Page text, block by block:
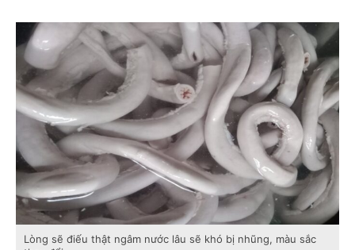
Lòng sẽ điếu thật ngâm nước lâu sẽ khó bị nhũng, màu sắc